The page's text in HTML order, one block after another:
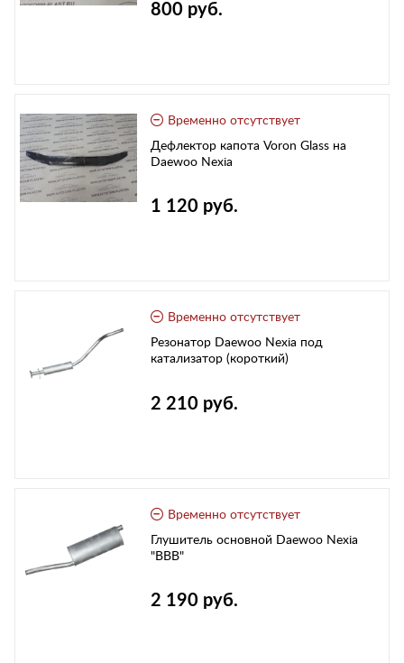
800 руб.
Временно отсутствует
Дефлектор капота Voron Glass на
Daewoo Nexia
1 120 руб.
Временно отсутствует
Резонатор Daewoo Nexia под
катализатор (короткий)
2 210 руб.
Временно отсутствует
Глушитель основной Daewoo Nexia
"ВВВ"
2 190 руб.